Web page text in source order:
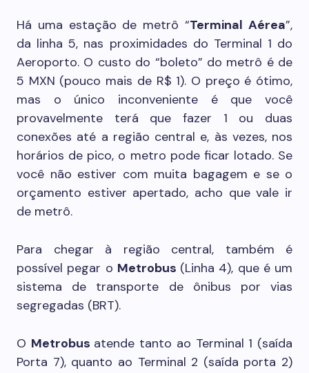
Há uma estação de metrô “Terminal Aérea”,
da linha 5, nas proximidades do Terminal 1 do
Aeroporto. O custo do “boleto” do metrô é de
5 MXN (pouco mais de R$ 1). O preço é ótimo,
mas o único inconveniente é que você
provavelmente terá que fazer 1 ou duas
conexões até a região central e, às vezes, nos
horários de pico, o metro pode ficar lotado. Se
você não estiver com muita bagagem e se o
orçamento estiver apertado, acho que vale ir
de metrô.
Para chegar à região central, também é
possível pegar o Metrobus (Linha 4), que é um
sistema de transporte de ônibus por vias
segregadas (BRT).
O Metrobus atende tanto ao Terminal 1 (saída
Porta 7), quanto ao Terminal 2 (saída porta 2)